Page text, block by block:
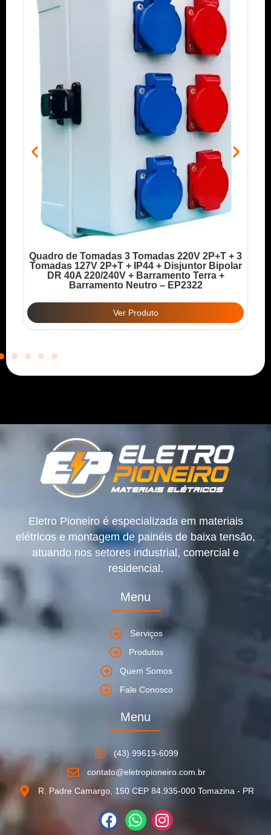
Quadro de Tomadas 3 Tomadas 220V 2P+T + 3
Tomadas 127V 2P+T + IP44 + Disjuntor Bipolar
DR 40A 220/240V + Barramento Terra +
Barramento Neutro – EP2322
Ver Produto
Eletro Pioneiro é especializada em materiais
elétricos e montagem de painéis de baixa tensão,
atuando nos setores industrial, comercial e
residencial.
Menu
Serviços
Produtos
Quem Somos
Fale Conosco
Menu
(43) 99619-6099
contato@eletropioneiro.com.br
R. Padre Camargo, 150 CEP 84.935-000 Tomazina - PR